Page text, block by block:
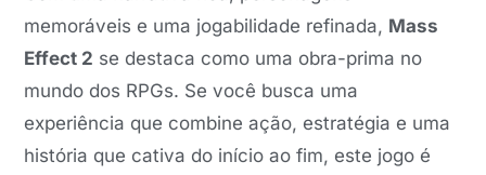
memoráveis e uma jogabilidade refinada, Mass
Effect 2 se destaca como uma obra-prima no
mundo dos RPGs. Se você busca uma
experiência que combine ação, estratégia e uma
história que cativa do início ao fim, este jogo é